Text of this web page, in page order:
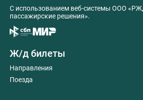
C использованием веб-системы ООО
пассажирские решения».
Ж/д билеты
Направления
Поезда